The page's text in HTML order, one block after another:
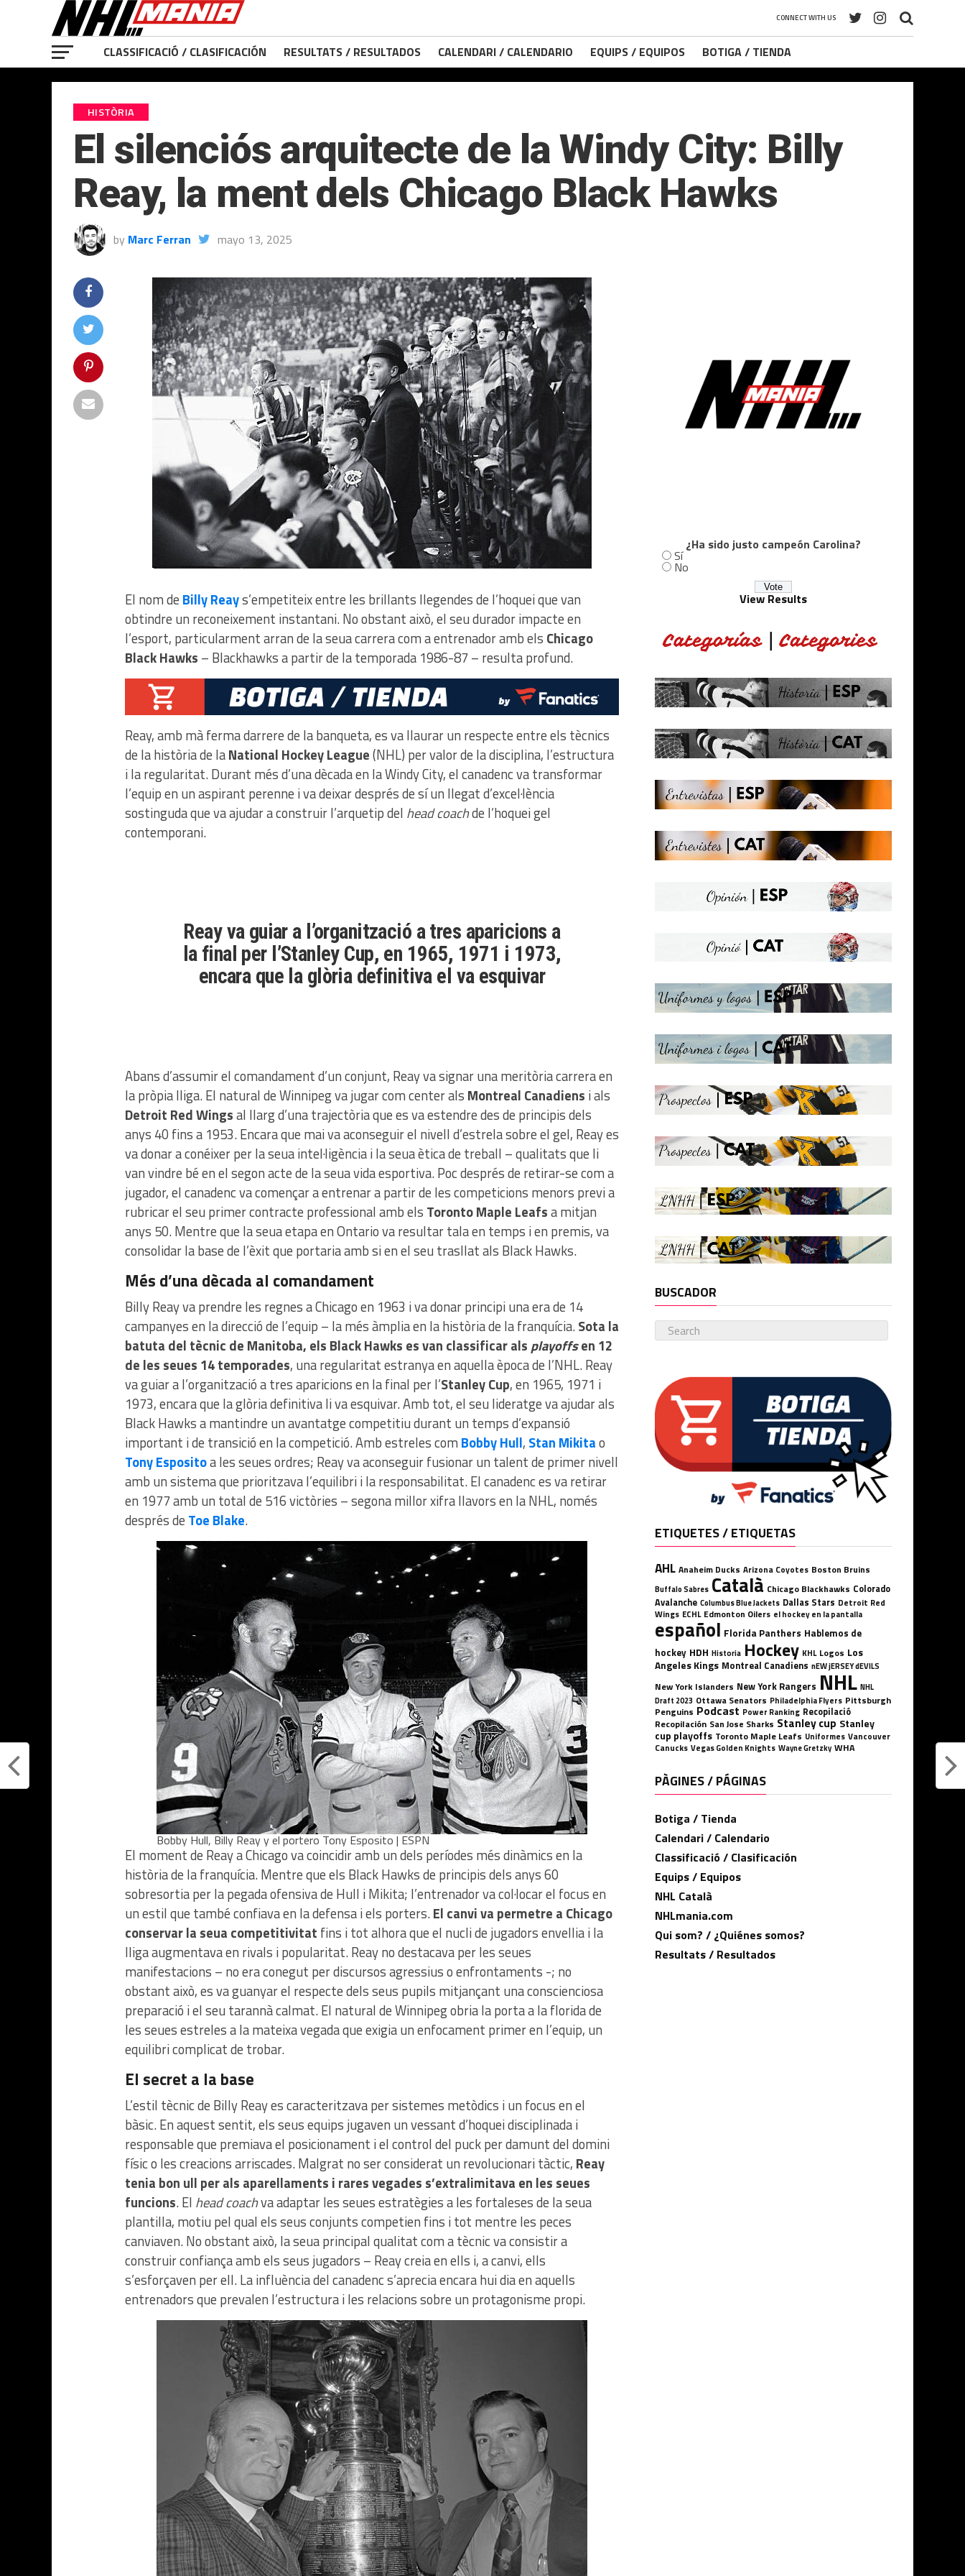
CONNECT WITH US
CLASSIFICACIÓ / CLASIFICACIÓN RESULTATS / RESULTADOS CALENDARI / CALENDARIO EQUIPS / EQUIPOS BOTIGA / TIENDA
HISTÒRIA
El silenciós arquitecte de la Windy City: Billy
Reay, la ment dels Chicago Black Hawks
by Marc Ferran mayo 13, 2025
El nom de Billy Reays’empetiteix entre les brillants llegendes de l’hoquei que van
obtindre un reconeixement instantani. No obstant això, el seu durador impacte en
l’esport, particularment arran de la seua carrera com a entrenador amb els Chicago
Black Hawks – Blackhawks a partir de la temporada 1986-87 – resulta profund.
Reay, amb mà ferma darrere de la banqueta, es va llaurar un respecte entre els tècnics
de la història de laNational Hockey League(NHL) per valor de la disciplina, l’estructura
i la regularitat. Durant més d’una dècada en la Windy City, el canadenc va transformar
l’equip en un aspirant perenne i va deixar després de sí un llegat d’excel·lència
sostinguda que va ajudar a construir l’arquetip del head coachde l’hoquei gel
contemporani.
Reay va guiar a l’organització a tres aparicions a
la final per l’Stanley Cup, en 1965, 1971 i 1973,
encara que la glòria definitiva el va esquivar
Abans d’assumir el comandament d’un conjunt, Reay va signar una meritòria carrera en
la pròpia lliga. El natural de Winnipeg va jugar com center als Montreal Canadiens i als
Detroit Red Wingsal llarg d’una trajectòria que es va estendre des de principis dels
anys 40 fins a 1953. Encara que mai va aconseguir el nivell d’estrela sobre el gel, Reay es
va donar a conéixer per la seua intel·ligència i la seua ètica de treball – qualitats que li
van vindre bé en el segon acte de la seua vida esportiva. Poc després de retirar-se com a
jugador, el canadenc va començar a entrenar a partir de les competicions menors previ a
rubricar el seu primer contracte professional amb els Toronto Maple Leafsa mitjan
anys 50. Mentre que la seua etapa en Ontario va resultar tala en temps i en premis, va
consolidar la base de l’èxit que portaria amb si en el seu trasllat als Black Hawks.
Més d’una dècada al comandament
Billy Reay va prendre les regnes a Chicago en 1963 i va donar principi una era de 14
campanyes en la direcció de l’equip – la més àmplia en la història de la franquícia.Sota la
batuta del tècnic de Manitoba, els Black Hawks es van classificar als playoffsen 12
de les seues 14 temporades, una regularitat estranya en aquella època de l’NHL. Reay
va guiar a l’organització a tres aparicions en la final per l’Stanley Cup, en 1965, 1971 i
1973, encara que la glòria definitiva li va esquivar. Amb tot, el seu lideratge va ajudar als
Black Hawks a mantindre un avantatge competitiu durant un temps d’expansió
important i de transició en la competició. Amb estreles com Bobby Hull, Stan Mikitao
Tony Espositoa les seues ordres; Reay va aconseguir fusionar un talent de primer nivell
amb un sistema que prioritzava l’equilibri i la responsabilitat. El canadenc es va retirar
en 1977 amb un total de 516 victòries – segona millor xifra llavors en la NHL, només
després de Toe Blake.
Bobby Hull, Billy Reay y el portero Tony Esposito | ESPN
El moment de Reay a Chicago va coincidir amb un dels períodes més dinàmics en la
història de la franquícia. Mentre que els Black Hawks de principis dels anys 60
sobresortia per la pegada ofensiva de Hull i Mikita; l’entrenador va col·locar el focus en
un estil que també confiava en la defensa i els porters.El canvi va permetre a Chicago
conservar la seua competitivitat fins i tot alhora que el nucli de jugadors envellia i la
lliga augmentava en rivals i popularitat. Reay no destacava per les seues
manifestacions – no era conegut per discursos agressius o enfrontaments -; no
obstant això, es va guanyar el respecte dels seus pupils mitjançant una conscienciosa
preparació i el seu tarannà calmat. El natural de Winnipeg obria la porta a la florida de
les seues estreles a la mateixa vegada que exigia un enfocament primer en l’equip, un
equilibri complicat de trobar.
El secret a la base
L’estil tècnic de Billy Reay es caracteritzava per sistemes metòdics i un focus en el
bàsic. En aquest sentit, els seus equips jugaven un vessant d’hoquei disciplinada i
responsable que premiava el posicionament i el control del puck per damunt del domini
físic o les creacions arriscades. Malgrat no ser considerat un revolucionari tàctic, Reay
tenia bon ull per als aparellaments i rares vegades s’extralimitava en les seues
funcions. El head coachva adaptar les seues estratègies a les fortaleses de la seua
plantilla, motiu pel qual els seus conjunts competien fins i tot mentre les peces
canviaven. No obstant això, la seua principal qualitat com a tècnic va consistir a
construir confiança amb els seus jugadors – Reay creia en ells i, a canvi, ells
s’esforçaven per ell. La influència del canadenc s’aprecia encara hui dia en aquells
entrenadors que prevalen l’estructura i les relacions sobre un protagonisme propi.
¿Ha sido justo campeón Carolina?
Sí
No
View Results
BUSCADOR
ETIQUETES / ETIQUETAS
AHL Anaheim Ducks Arizona Coyotes Boston Bruins
Buffalo Sabres Català Chicago Blackhawks Colorado
Avalanche Columbus Blue Jackets Dallas Stars Detroit Red
Wings ECHL Edmonton Oilers el hockey en la pantalla
español Florida Panthers Hablemos de
hockey HDH Historia Hockey KHL Logos Los
Angeles Kings Montreal Canadiens nEW jERSEY dEVILS
New York Islanders New York Rangers NHL NHL
Draft 2023 Ottawa Senators Philadelphia Flyers Pittsburgh
Penguins Podcast Power Ranking Recopilació
Recopilación San Jose Sharks Stanley cup Stanley
cup playoffs Toronto Maple Leafs Uniformes Vancouver
Canucks Vegas Golden Knights Wayne Gretzky WHA
PÀGINES / PÁGINAS
Botiga / Tienda
Calendari / Calendario
Classificació / Clasificación
Equips / Equipos
NHL Català
NHLmania.com
Qui som? / ¿Quiénes somos?
Resultats / Resultados